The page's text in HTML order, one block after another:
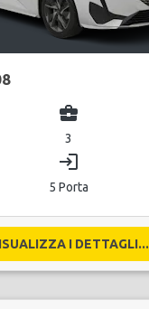
business_center
3
login
5 Porta
I DETTAGLI...